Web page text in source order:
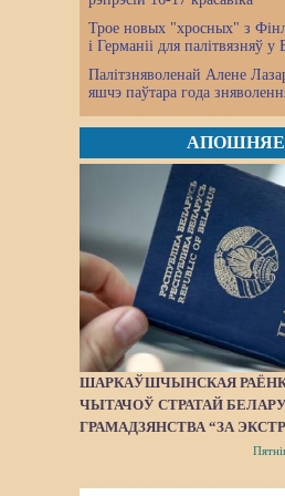
Трое новых "хросных" з
і Германіі для палітвязняў у
Палітзняволенай Алене
яшчэ паўтара года
АПОШНЯЕ
ШАРКАЎШЧЫНСКАЯ
ЧЫТАЧОЎ СТРАТАЙ
ГРАМАДЗЯНСТВА “ЗА